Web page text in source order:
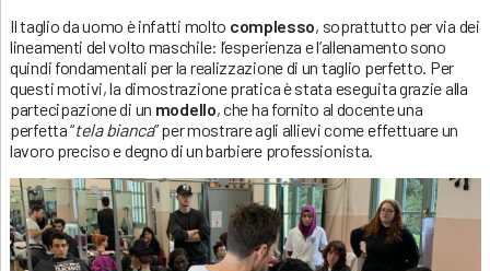
Il taglio da uomo è infatti molto complesso, soprattutto per via dei
lineamenti del volto maschile: l’esperienza e l’allenamento sono
quindi fondamentali per la realizzazione di un taglio perfetto. Per
questi motivi, la dimostrazione pratica è stata eseguita grazie alla
partecipazione di un modello, che ha fornito al docente una
perfetta “tela bianca” per mostrare agli allievi come effettuare un
lavoro preciso e degno di un barbiere professionista.